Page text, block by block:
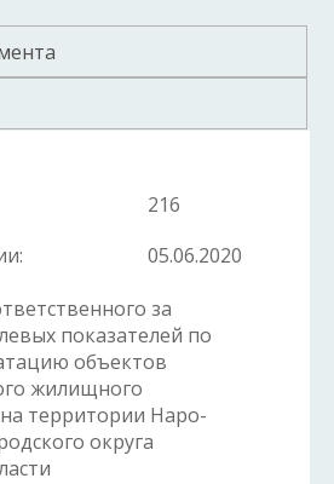
216
05.06.2020
за
показателей по
объектов
жилищного
территории Наро-
округа